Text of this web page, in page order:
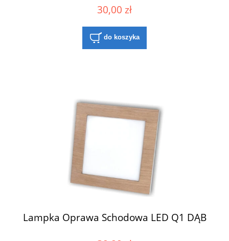
30,00 zł
do koszyka
Lampka Oprawa Schodowa LED Q1 DĄB